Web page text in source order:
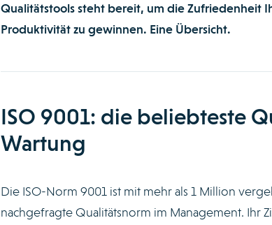
Qualitätstools steht bereit, um die Zufriedenheit
Produktivität zu gewinnen. Eine Übersicht.
ISO 9001: die beliebteste
Wartung
Die ISO-Norm 9001 ist mit mehr als 1 Million
nachgefragte Qualitätsnorm im Management. Ihr